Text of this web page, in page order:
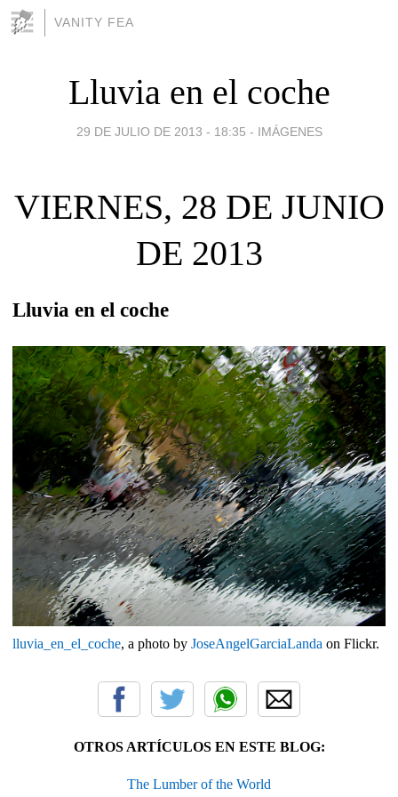
VANITY FEA
Lluvia en el coche
29 DE JULIO DE 2013 - 18:35 - IMÁGENES
VIERNES, 28 DE JUNIO
DE 2013
Lluvia en el coche
lluvia_en_el_coche, a photo by JoseAngelGarciaLanda on Flickr.
OTROS ARTÍCULOS EN ESTE BLOG:
The Lumber of the World